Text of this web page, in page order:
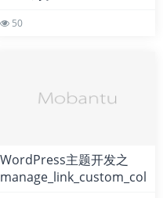
解50
WordPress主题开发之